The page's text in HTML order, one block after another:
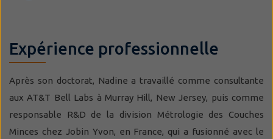
Expérience professionnelle
Après son doctorat, Nadine a travaillé comme consultante
aux AT&T Bell Labs à Murray Hill, New Jersey, puis comme
responsable R&D de la division Métrologie des Couches
Minces chez Jobin Yvon, en France, qui a fusionné avec le